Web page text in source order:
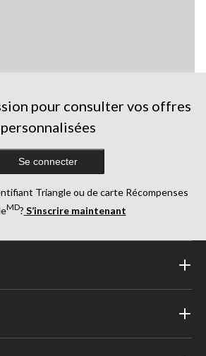
pour consulter vos offres
personnalisées
Se connecter
Triangle ou de carte Récompenses
MD? S’inscrire maintenant